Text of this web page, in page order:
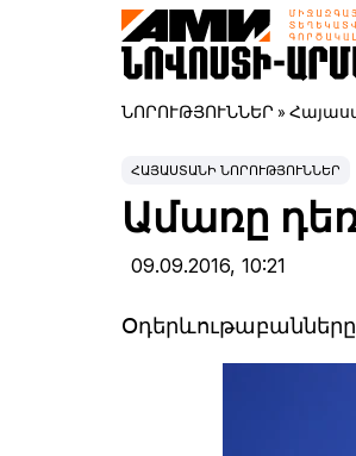
ՆՈՐՈՒԹՅՈՒՆՆԵՐ »
ՀԱՅԱՍՏԱՆԻ ՆՈՐՈՒԹՅՈՒՆՆԵՐ
Ամառը
09.09.2016, 10:21